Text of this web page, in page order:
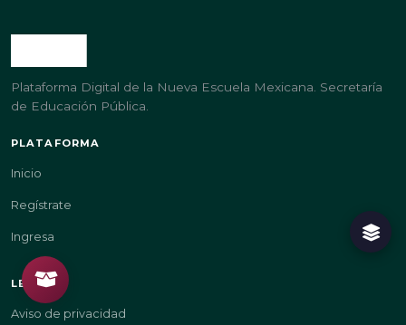
Plataforma Digital de la Nueva Escuela Mexicana. Secretaría
de Educación Pública.
PLATAFORMA
Inicio
Regístrate
Ingresa
LEGAL
Aviso de privacidad